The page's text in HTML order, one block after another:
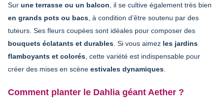
Sur une terrasse ou un balcon , il se cultive également très bien
en grands pots ou bacs , à condition d’être soutenu par des
tuteurs. Ses fleurs coupées sont idéales pour composer des
bouquets éclatants et durables . Si vous aimez les jardins
flamboyants et colorés , cette variété est indispensable pour
créer des mises en scène estivales dynamiques
Comment planter le Dahlia géant Aether ?